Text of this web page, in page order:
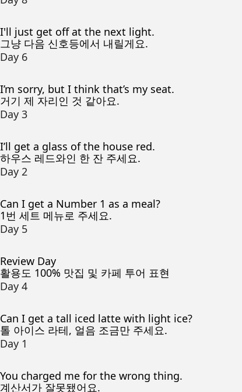
I'll just get off at the next light.
그냥 다음 신호등에서 내릴게요.
Day 6
I’m sorry, but I think that’s my seat.
거기 제 자리인 것 같아요.
Day 3
I’ll get a glass of the house red.
하우스 레드와인 한 잔 주세요.
Day 2
Can I get a Number 1 as a meal?
1번 세트 메뉴로 주세요.
Day 5
Review Day
활용도 100% 맛집 및 카페 투어 표현
Day 4
Can I get a tall iced latte with light ice?
톨 아이스 라테, 얼음 조금만 주세요.
Day 1
You charged me for the wrong thing.
계산서가 잘못됐어요.